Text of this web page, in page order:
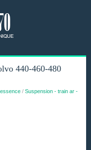
440-460-480
/ Suspension - train ar -